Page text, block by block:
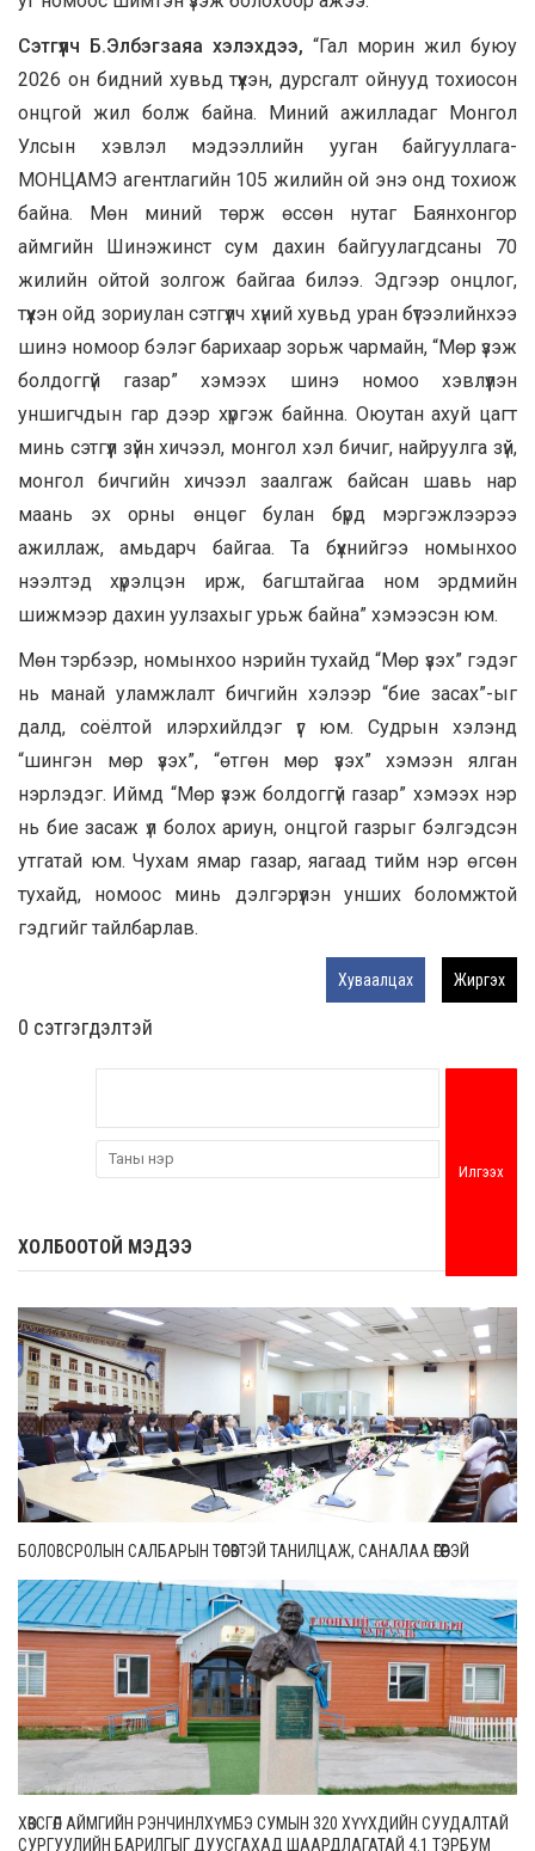
Сэтгүүлч Б.Элбэгзаяа хэлэхдээ, “Гал морин жил буюу
2026 он бидний хувьд түүхэн, дурсгалт ойнууд тохиосон
онцгой жил болж байна. Миний ажилладаг Монгол
Улсын хэвлэл мэдээллийн ууган байгууллага-
МОНЦАМЭ агентлагийн 105 жилийн ой энэ онд тохиож
байна. Мөн миний төрж өссөн нутаг Баянхонгор
аймгийн Шинэжинст сум дахин байгуулагдсаны 70
жилийн ойтой золгож байгаа билээ. Эдгээр онцлог,
түүхэн ойд зориулан сэтгүүлч хүний хувьд уран бүтээлийнхээ
шинэ номоор бэлэг барихаар зорьж чармайн, “Мөр үзэж
болдоггүй газар” хэмээх шинэ номоо хэвлүүлэн
уншигчдын гар дээр хүргэж байнна. Оюутан ахуй цагт
минь сэтгүүл зүйн хичээл, монгол хэл бичиг, найруулга зүй,
монгол бичгийн хичээл заалгаж байсан шавь нар
маань эх орны өнцөг булан бүрд мэргэжлээрээ
ажиллаж, амьдарч байгаа. Та бүхнийгээ номынхоо
нээлтэд хүрэлцэн ирж, багштайгаа ном эрдмийн
шижмээр дахин уулзахыг урьж байна” хэмээсэн юм.
Мөн тэрбээр, номынхоо нэрийн тухайд “Мөр үзэх” гэдэг
нь манай уламжлалт бичгийн хэлээр “бие засах”-ыг
далд, соёлтой илэрхийлдэг үг юм. Судрын хэлэнд
“шингэн мөр үзэх”, “өтгөн мөр үзэх” хэмээн ялган
нэрлэдэг. Иймд “Мөр үзэж болдоггүй газар” хэмээх нэр
нь бие засаж үл болох ариун, онцгой газрыг бэлгэдсэн
утгатай юм. Чухам ямар газар, яагаад тийм нэр өгсөн
тухайд, номоос минь дэлгэрүүлэн унших боломжтой
гэдгийг тайлбарлав.
Хуваалцах Жиргэх
0 cэтгэгдэлтэй
Илгээх
ХОЛБООТОЙ МЭДЭЭ
БОЛОВСРОЛЫН САЛБАРЫН ТӨСӨВТЭЙ ТАНИЛЦАЖ, САНАЛАА ӨГӨӨРЭЙ
ХӨВСГӨЛ АЙМГИЙН РЭНЧИНЛХҮМБЭ СУМЫН 320 ХҮҮХДИЙН СУУДАЛТАЙ
СУРГУУЛИЙН БАРИЛГЫГ ДУУСГАХАД ШААРДЛАГАТАЙ 4.1 ТЭРБУМ